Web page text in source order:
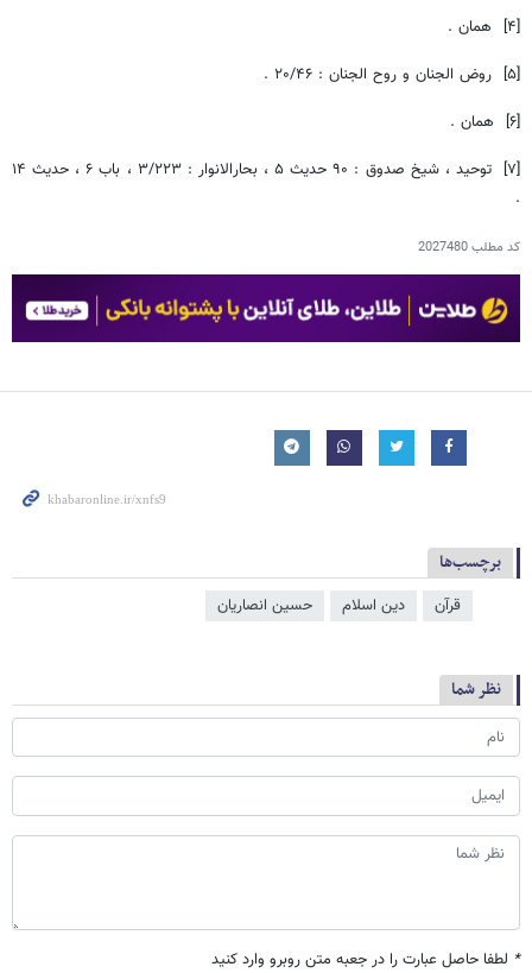
[۴] همان .
[۵] روض الجنان و روح الجنان : ۲۰/۴۶ .
[۶] همان .
[۷] توحید ، شیخ صدوق : ۹۰ حدیث ۵ ، بحارالانوار : ۳/۲۲۳ ، باب ۶ ، حدیث ۱۴
.
کد مطلب2027480
برچسب‌ها
قرآن دین اسلام حسین انصاریان
نظر شما
* لطفا حاصل عبارت را در جعبه متن روبرو وارد کنید